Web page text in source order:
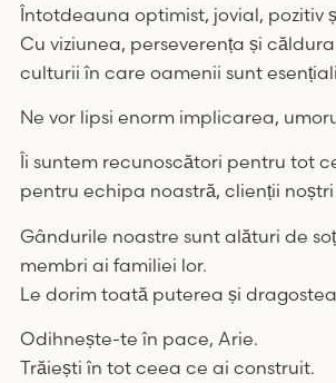
Întotdeauna optimist, jovial, pozitiv
Cu viziunea, perseverența și
culturii în care oamenii sunt
Ne vor lipsi enorm implicarea,
Îi suntem recunoscători pentru tot
pentru echipa noastră, clienții
Gândurile noastre sunt alături de
membri ai familiei lor.
Le dorim toată puterea și
Odihnește-te în pace, Arie.
Trăiești în tot ceea ce ai construit.